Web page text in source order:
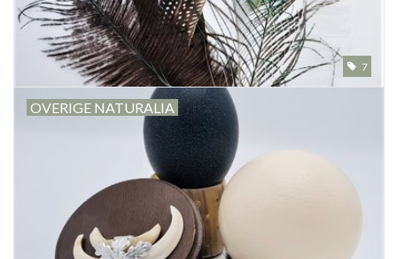
Hoorns & Geweien
Overige naturalia
7
OVERIGE NATURALIA